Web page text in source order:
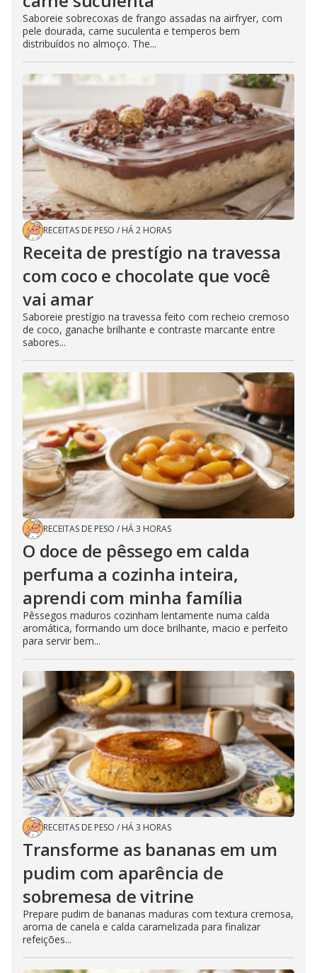
Saboreie sobrecoxas de frango assadas na airfryer, com
pele dourada, carne suculenta e temperos bem
distribuídos no almoço. The...
RECEITAS DE PESO / HÁ 2 HORAS
Receita de prestígio na travessa
com coco e chocolate que você
vai amar
Saboreie prestígio na travessa feito com recheio cremoso
de coco, ganache brilhante e contraste marcante entre
sabores...
RECEITAS DE PESO / HÁ 3 HORAS
O doce de pêssego em calda
perfuma a cozinha inteira,
aprendi com minha família
Pêssegos maduros cozinham lentamente numa calda
aromática, formando um doce brilhante, macio e perfeito
para servir bem...
RECEITAS DE PESO / HÁ 3 HORAS
Transforme as bananas em um
pudim com aparência de
sobremesa de vitrine
Prepare pudim de bananas maduras com textura cremosa,
aroma de canela e calda caramelizada para finalizar
refeições...